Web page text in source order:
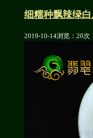
细糯种飘辣绿
2019-10-14浏览：20次